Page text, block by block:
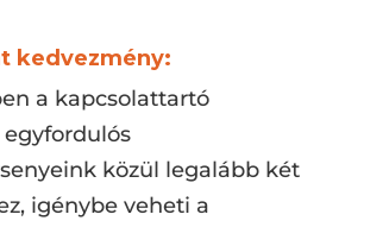
kedvezmény:
a kapcsolattartó
közül legalább két
igénybe veheti a